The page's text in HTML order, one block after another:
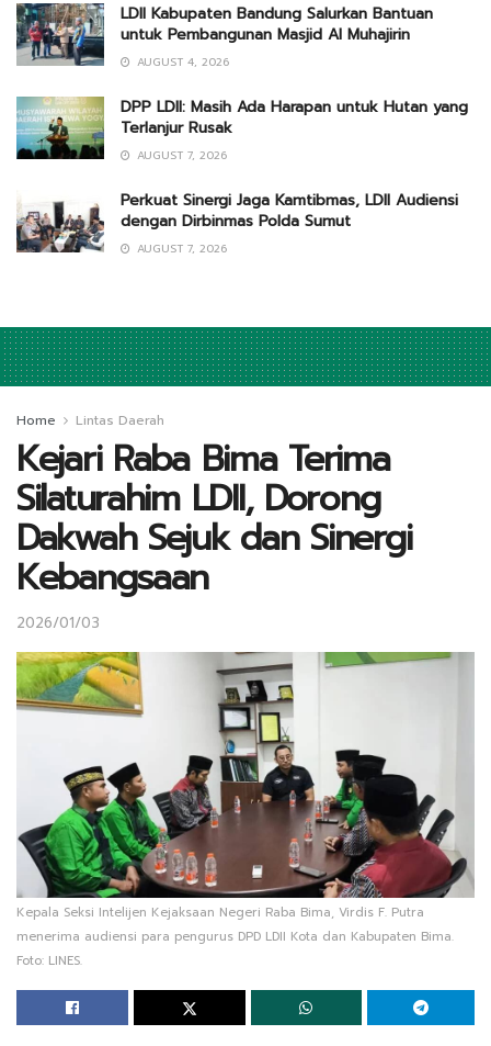
LDII Kabupaten Bandung Salurkan Bantuan
untuk Pembangunan Masjid Al Muhajirin
AUGUST 4, 2026
DPP LDII: Masih Ada Harapan untuk Hutan yang
Terlanjur Rusak
AUGUST 7, 2026
Perkuat Sinergi Jaga Kamtibmas, LDII Audiensi
dengan Dirbinmas Polda Sumut
AUGUST 7, 2026
Home Lintas Daerah
Kejari Raba Bima Terima
Silaturahim LDII, Dorong
Dakwah Sejuk dan Sinergi
Kebangsaan
2026/01/03
Kepala Seksi Intelijen Kejaksaan Negeri Raba Bima, Virdis F. Putra
menerima audiensi para pengurus DPD LDII Kota dan Kabupaten Bima.
Foto: LINES.